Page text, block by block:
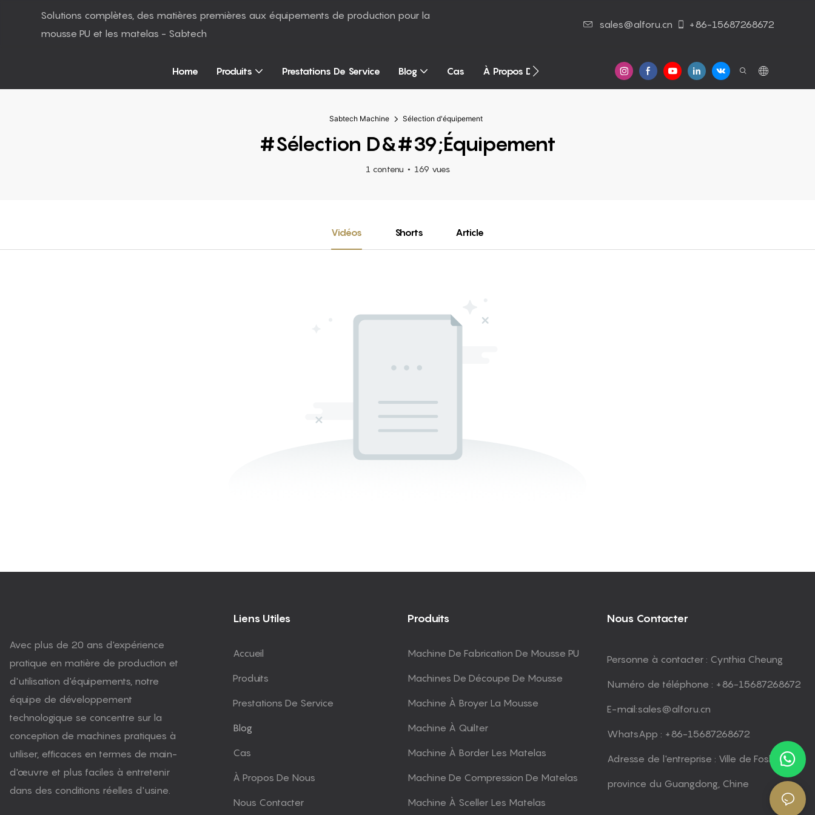
Solutions complètes, des matières premières aux équipements de production pour la
mousse PU et les matelas - Sabtech
sales@alforu.cn +86-15687268672
Home Produits Prestations De Service Blog Cas À Propos De Nous Nous Contacter
Sabtech Machine Sélection d'équipement
#Sélection D&#39;équipement
1 contenu 169 vues
Vidéos Shorts Article
Avec plus de 20 ans d'expérience
pratique en matière de production et
d'utilisation d'équipements, notre
équipe de développement
technologique se concentre sur la
conception de machines pratiques à
utiliser, efficaces en termes de main-
d'œuvre et plus faciles à entretenir
dans des conditions réelles d'usine.
Liens Utiles
Accueil
Produits
Prestations De Service
Blog
Cas
À Propos De Nous
Nous Contacter
Produits
Machine De Fabrication De Mousse PU
Machines De Découpe De Mousse
Machine À Broyer La Mousse
Machine À Quilter
Machine À Border Les Matelas
Machine De Compression De Matelas
Machine À Sceller Les Matelas
Nous Contacter
Personne à contacter : Cynthia Cheung
Numéro de téléphone : +86-15687268672
E-mail:sales@alforu.cn
WhatsApp : +86-15687268672
Adresse de l'entreprise : Ville de Foshan,
province du Guangdong, Chine